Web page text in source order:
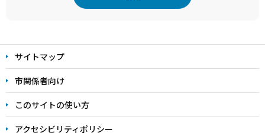
文
こ
こ
ま
で
サイトマップ
市関係者向け
このサイトの使い方
アクセシビリティポリシー